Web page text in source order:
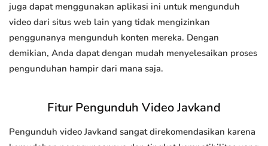
juga dapat menggunakan aplikasi ini untuk mengunduh
video dari situs web lain yang tidak mengizinkan
penggunanya mengunduh konten mereka. Dengan
demikian, Anda dapat dengan mudah menyelesaikan proses
pengunduhan hampir dari mana saja.
Fitur Pengunduh Video Javkand
Pengunduh video Javkand sangat direkomendasikan karena